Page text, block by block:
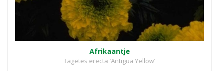
Afrikaantje
Tagetes erecta 'Antigua Yellow'